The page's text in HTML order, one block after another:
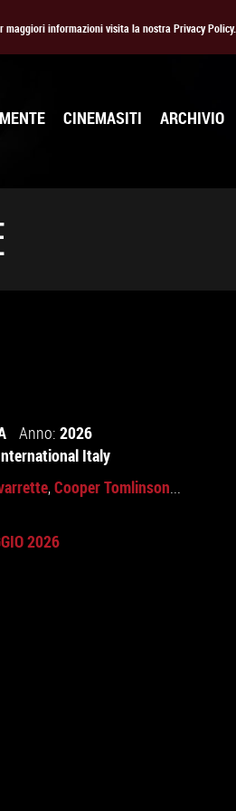
informazioni visita la nostra Privacy Policy.
CINEMASITI ARCHIVIO
Anno: 2026
Italy
,Cooper Tomlinson...
2026